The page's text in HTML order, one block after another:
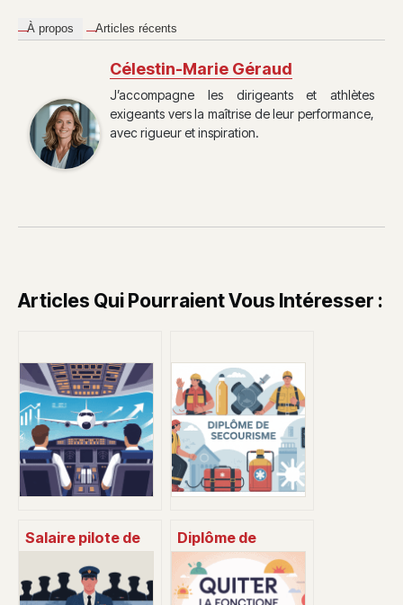
À propos Articles récents
Célestin-Marie Géraud
J’accompagne les dirigeants et athlètes
exigeants vers la maîtrise de leur performance,
avec rigueur et inspiration.
Articles Qui Pourraient Vous Intéresser :
Salaire pilote de
gagne vraiment un
commandant de
Diplôme de
secourisme :
formations,
obligations et